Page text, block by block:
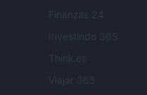
Finanzas 24
Investindo 365
Think.es
Viajar 365